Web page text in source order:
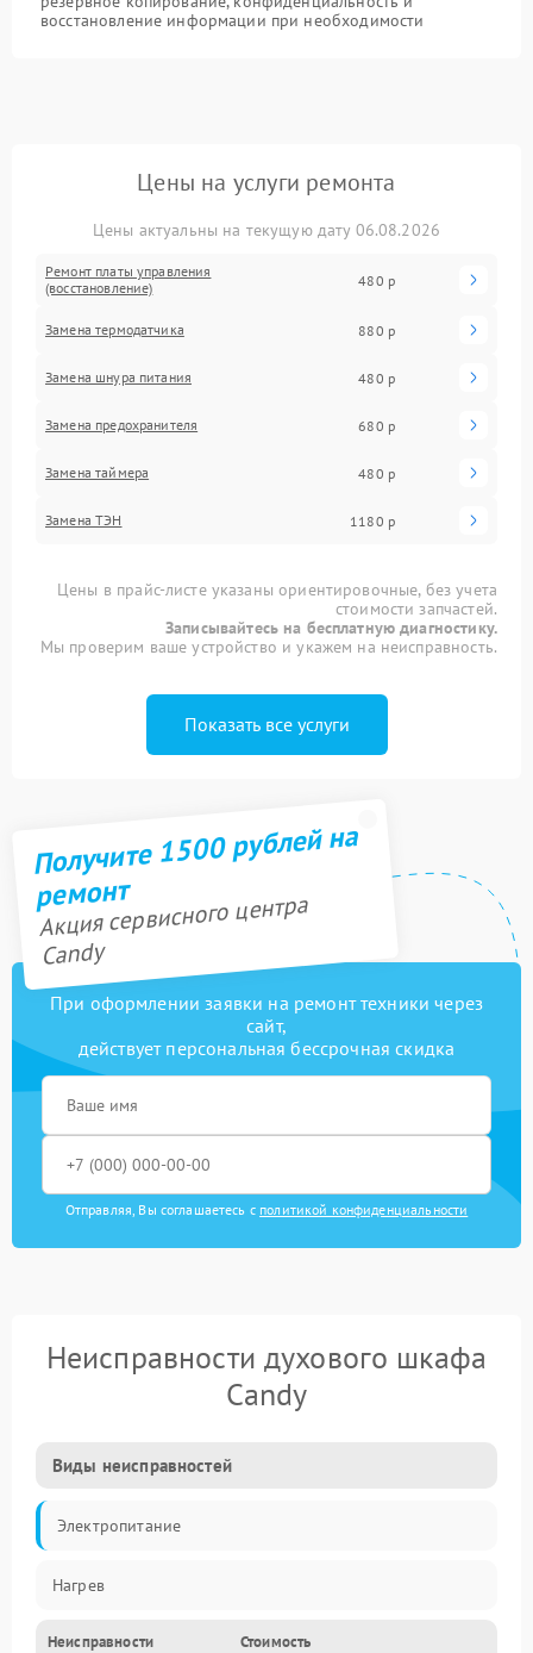
восстановление информации при необходимости
Цены на услуги ремонта
Цены актуальны на текущую дату 06.08.2026
Ремонт платы управления
(восстановление)
480 р
Замена термодатчика 880 р
Замена шнура питания 480 р
Замена предохранителя 680 р
Замена таймера 480 р
Замена ТЭН 1180 р
Цены в прайс-листе указаны ориентировочные, без учета
стоимости запчастей.
Записывайтесь на бесплатную диагностику.
Мы проверим ваше устройство и укажем на неисправность.
Показать все услуги
Получите 1500 рублей на
ремонт
Акция сервисного центра
Candy
При оформлении заявки на ремонт техники через
сайт,
действует персональная бессрочная скидка
Отправляя, Вы соглашаетесь с политикой конфиденциальности
Неисправности духового шкафа
Candy
Виды неисправностей
Электропитание
Нагрев
Неисправности Стоимость